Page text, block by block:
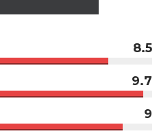
8.5
9.7
9